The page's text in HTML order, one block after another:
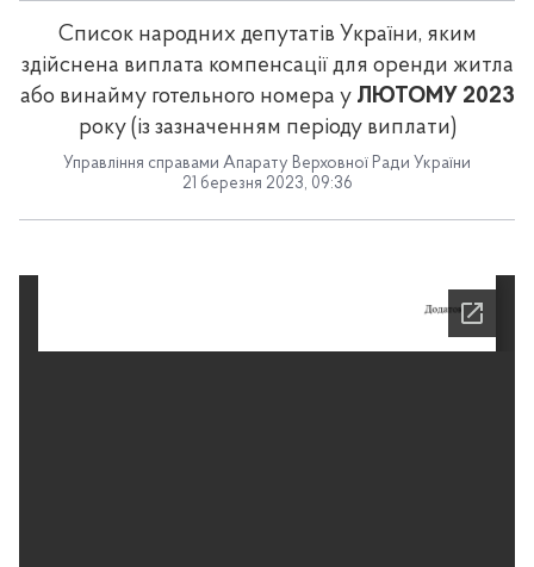
Список народних депутатів України, яким
здійснена виплата компенсації для оренди житла
або винайму готельного номера у ЛЮТОМУ 2023
року (із зазначенням періоду виплати)
Управління справами Апарату Верховної Ради України
21 березня 2023, 09:36